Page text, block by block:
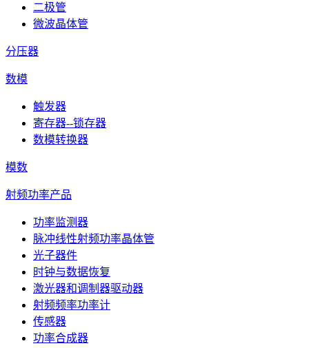
二极管
微波晶体管
分压器
数模
触发器
寄存器--锁存器
数模转换器
模数
射频功率产品
功率监测器
脉冲线性射频功率晶体管
光子器件
时钟与数据恢复
激光器和调制器驱动器
射频频率功率计
传感器
功率合成器